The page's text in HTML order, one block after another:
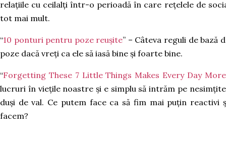
relațiile cu ceilalți într-o perioadă în care rețelele de
tot mai mult.
“10 ponturi pentru poze reușite” – Câteva reguli de bază
poze dacă vreți ca ele să iasă bine și foarte bine.
“Forgetting These 7 Little Things Makes Every Day
lucruri în viețile noastre și e simplu să intrăm pe
duși de val. Ce putem face ca să fim mai puțin reactivi
facem?